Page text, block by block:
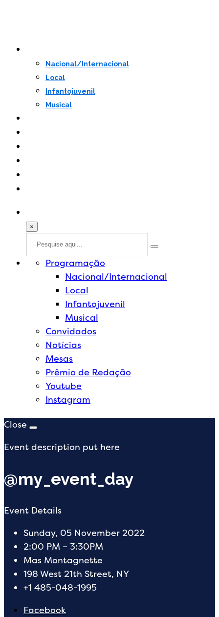
Nacional/Internacional
Local
Infantojuvenil
Musical
×
Programação
Nacional/Internacional
Local
Infantojuvenil
Musical
Convidados
Notícias
Mesas
Prêmio de Redação
Youtube
Instagram
Close
Event description put here
@my_event_day
Event Details
Sunday, 05 November 2022
2:00 PM – 3:30PM
Mas Montagnette
198 West 21th Street, NY
+1 485-048-1995
Facebook